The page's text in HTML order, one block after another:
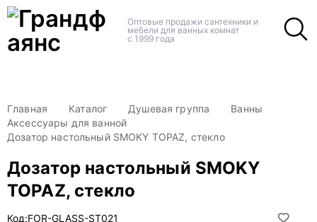
Оптовые продажи сантехники и
мебели для ванных комнат
с 1999 года
Главная Каталог Душевая группа
Ванны
Аксессуары для ванной
Дозатор настольный SMOKY TOPAZ, стекло
Дозатор настольный SMOKY
TOPAZ, стекло
Код:FOR-GLASS-ST021